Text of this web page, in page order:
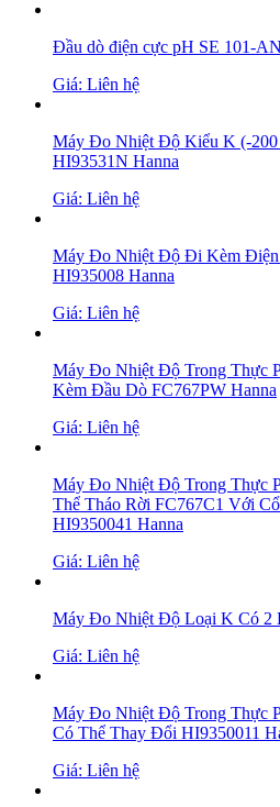
Đầu dò điện cực pH SE 101-
Giá: Liên hệ
Máy Đo Nhiệt Độ Kiểu K (-200
HI93531N Hanna
Giá: Liên hệ
Máy Đo Nhiệt Độ Đi Kèm
HI935008 Hanna
Giá: Liên hệ
Máy Đo Nhiệt Độ Trong Thực
Kèm Đầu Dò FC767PW Hanna
Giá: Liên hệ
Máy Đo Nhiệt Độ Trong Thực
Thể Tháo Rời FC767C1 Với
HI9350041 Hanna
Giá: Liên hệ
Máy Đo Nhiệt Độ Loại K Có 2
Giá: Liên hệ
Máy Đo Nhiệt Độ Trong Thực
Có Thể Thay Đổi HI9350011
Giá: Liên hệ